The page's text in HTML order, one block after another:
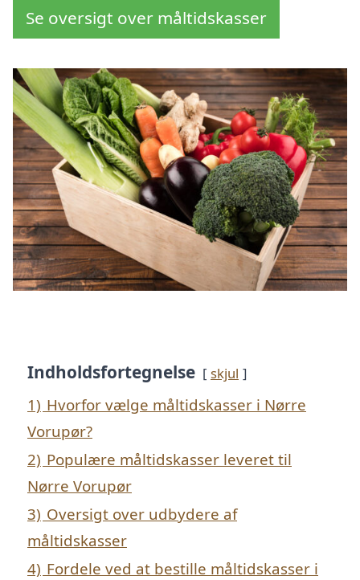
Se oversigt over måltidskasser
Indholdsfortegnelse skjul
1) Hvorfor vælge måltidskasser i Nørre
Vorupør?
2) Populære måltidskasser leveret til
Nørre Vorupør
3) Oversigt over udbydere af
måltidskasser
4) Fordele ved at bestille måltidskasser i